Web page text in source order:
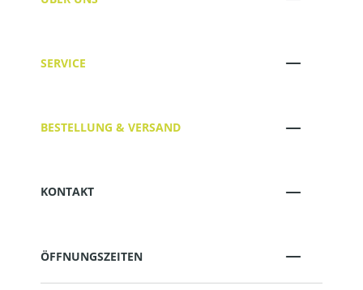
SERVICE
BESTELLUNG & VERSAND
KONTAKT
ÖFFNUNGSZEITEN